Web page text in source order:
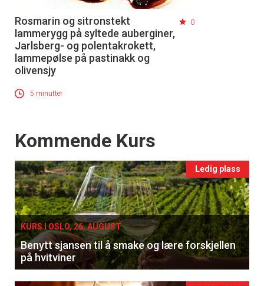
Rosmarin og sitronstekt
lammerygg på syltede auberginer,
Jarlsberg- og polentakrokett,
lammepølse på pastinakk og
olivensjy
0
5 minutter
Events
Kommende Kurs
Ledig plass
KURS I OSLO, 26. AUGUST
Benytt sjansen til å smake og lære forskjellen
på hvitviner